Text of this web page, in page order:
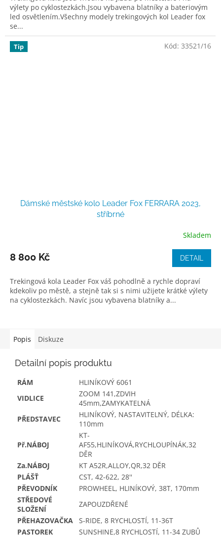
výlety po cyklostezkách.Jsou vybavena blatníky a bateriovým
led osvětlením.Všechny modely trekingových kol Leader fox
se...
Tip
Dámské městské kolo Leader Fox FERRARA 2023,
stříbrné
Skladem
8 800 Kč DETAIL
Trekingová kola Leader Fox váš pohodlně a rychle dopraví
kdekoliv po městě, a stejně tak si s nimi užijete krátké výlety
na cyklostezkách. Navíc jsou vybavena blatníky a...
Kód: 33521/16
Popis Diskuze
Detailní popis produktu
RÁM
HLINÍKOVÝ 6061
VIDLICE
ZOOM 141,ZDVIH
45mm,ZAMYKATELNÁ
PŘEDSTAVEC
HLINÍKOVÝ, NASTAVITELNÝ, DÉLKA:
110mm
Př.NÁBOJ
KT-
AF55,HLINÍKOVÁ,RYCHLOUPÍNÁK,32
DĚR
Za.NÁBOJ
KT A52R,ALLOY,QR,32 DĚR
PLÁŠŤ
CST, 42-622, 28''
PŘEVODNÍK
PROWHEEL, HLINÍKOVÝ, 38T, 170mm
STŘEDOVÉ
SLOŽENÍ
ZAPOUZDŘENÉ
PŘEHAZOVAČKA
S-RIDE, 8 RYCHLOSTÍ, 11-36T
PASTOREK
SUNSHINE,8 RYCHLOSTÍ, 11-34 ZUBŮ